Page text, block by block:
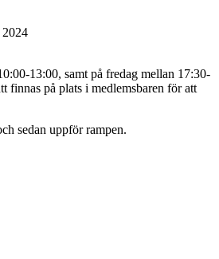
2024
13:00, samt på fredag mellan 17:30-
finnas på plats i medlemsbaren för att
sedan uppför rampen.